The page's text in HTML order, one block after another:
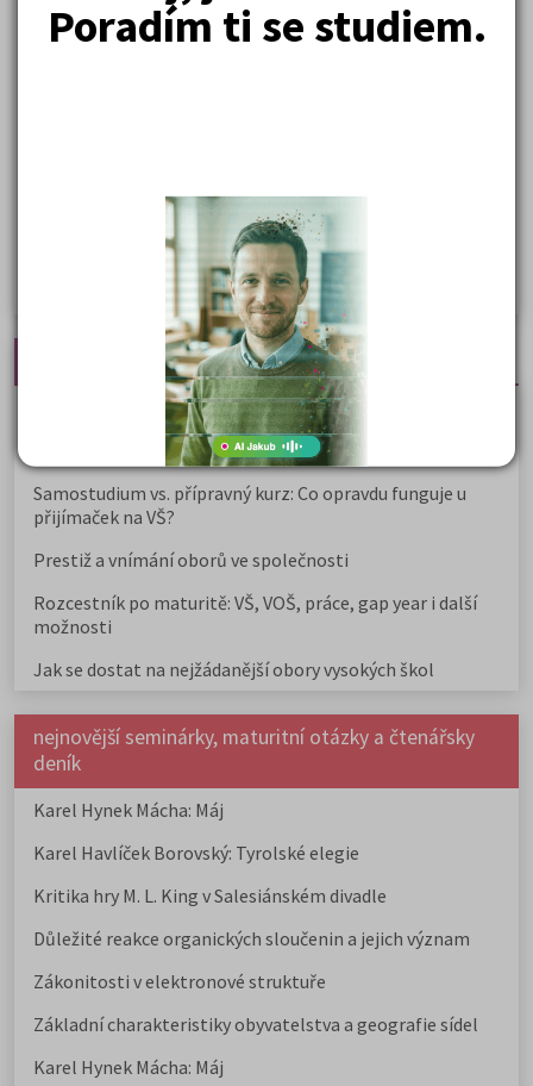
Poradím ti se studiem.
Psychologie
Politologie a mezinár. vztahy
Nejčtenější články
Kdy vysoké školy pořádají dny otevřených dveří
Na které fakulty se dostanete bez přijímaček 2026?
Samostudium vs. přípravný kurz: Co opravdu funguje u
přijímaček na VŠ?
Prestiž a vnímání oborů ve společnosti
Rozcestník po maturitě: VŠ, VOŠ, práce, gap year i další
možnosti
Jak se dostat na nejžádanější obory vysokých škol
nejnovější seminárky, maturitní otázky a čtenářsky
deník
Karel Hynek Mácha: Máj
Karel Havlíček Borovský: Tyrolské elegie
Kritika hry M. L. King v Salesiánském divadle
Důležité reakce organických sloučenin a jejich význam
Zákonitosti v elektronové struktuře
Základní charakteristiky obyvatelstva a geografie sídel
Karel Hynek Mácha: Máj